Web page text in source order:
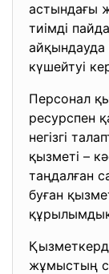
астындағы
тиімді
айқындауда
күшейтуі
Персонал
ресурспен
негізгі
қызметі –
таңдалған
буған
жұмыстың